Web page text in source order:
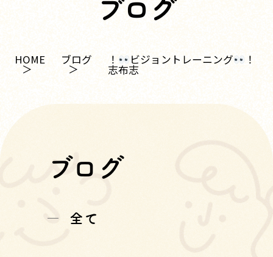
ブログ
HOME ブログ ！ ビジョントレーニング ！
志布志
ブログ
全て